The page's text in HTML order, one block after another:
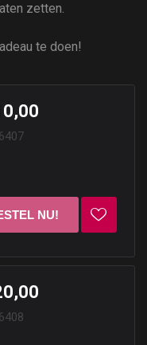
zetten.
te doen!
6407
6408